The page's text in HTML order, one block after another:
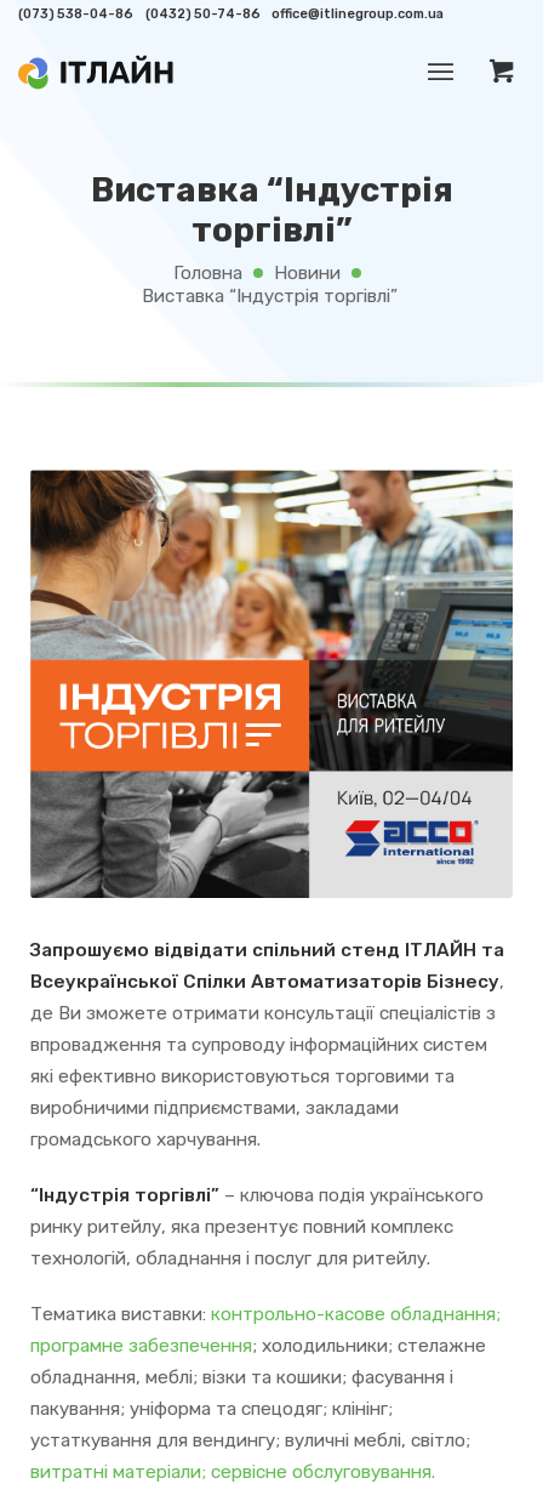
(073) 538-04-86 (0432) 50-74-86 office@itlinegroup.com.ua
Виставка “Індустрія
торгівлі”
Головна / Новини /
Виставка “Індустрія торгівлі”
Запрошуємо відвідати спільний стенд ІТЛАЙН та
Всеукраїнської Спілки Автоматизаторів Бізнесу,
де Ви зможете отримати консультації спеціалістів з
впровадження та супроводу інформаційних систем
які ефективно використовуються торговими та
виробничими підприємствами, закладами
громадського харчування.
“Індустрія торгівлі” – ключова подія українського
ринку ритейлу, яка презентує повний комплекс
технологій, обладнання і послуг для ритейлу.
Тематика виставки: контрольно-касове обладнання;
програмне забезпечення; холодильники; стелажне
обладнання, меблі; візки та кошики; фасування і
пакування; уніформа та спецодяг; клінінг;
устаткування для вендингу; вуличні меблі, світло;
витратні матеріали; сервісне обслуговування.